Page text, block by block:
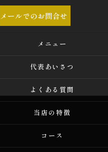
メールでのお問合せ
メニュー
代表あいさつ
よくある質問
当店の特徴
コース